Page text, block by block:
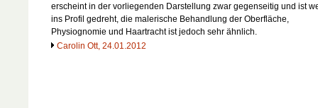
erscheint in der vorliegenden Darstellung zwar gegenseitig und ist
ins Profil gedreht, die malerische Behandlung der Oberfläche,
Physiognomie und Haartracht ist jedoch sehr ähnlich.
Carolin Ott, 24.01.2012